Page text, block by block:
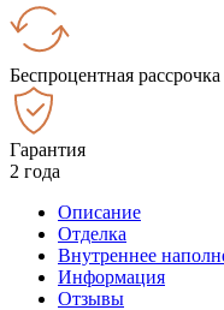
Беспроцентная рассрочка
Гарантия
2 года
Описание
Отделка
Внутреннее
Информация
Отзывы